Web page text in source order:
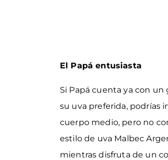
El Papá entusiasta
Si Papá cuenta ya con
su uva preferida, podrías
cuerpo medio, pero no
estilo de uva Malbec
mientras disfruta de un